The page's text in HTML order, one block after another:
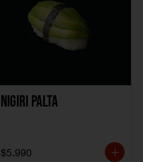
Nigiri Palta
$5.990